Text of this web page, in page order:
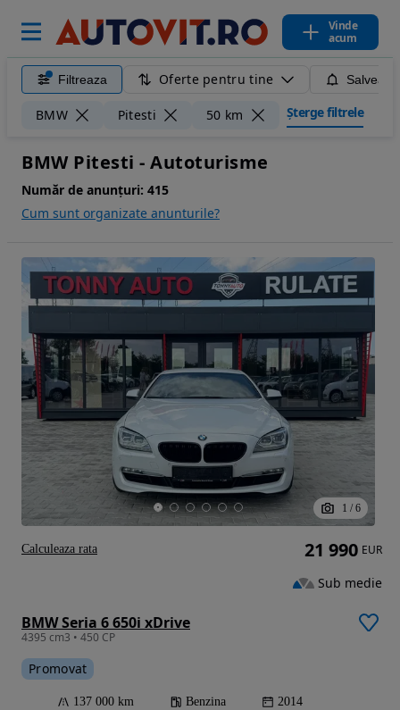
Vinde
acum
Filtreaza Oferte pentru tine
BMW Pitesti 50 km Șterge filtrele
BMW Pitesti - Autoturisme
Număr de anunțuri: 415
Cum sunt organizate anunturile?
1 / 6
BMW Seria 6 650i xDrive
4395 cm3 • 450 CP
Promovat
137 000 km Benzina 2014
21 990 EUR
Sub medie
Calculeaza rata